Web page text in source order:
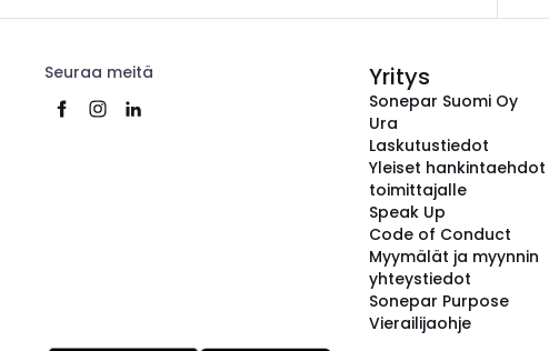
Seuraa meitä Yritys
Sonepar Suomi Oy
Ura
Laskutustiedot
Yleiset hankintaehdot
toimittajalle
Speak Up
Code of Conduct
Myymälät ja myynnin
yhteystiedot
Sonepar Purpose
Vierailijaohje